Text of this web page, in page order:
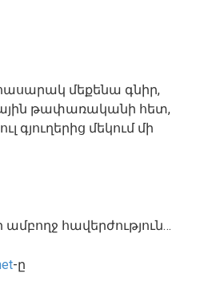
մեքենա գնիր,
թափառականի հետ,
մեկում մի
հավերժություն…
-ը